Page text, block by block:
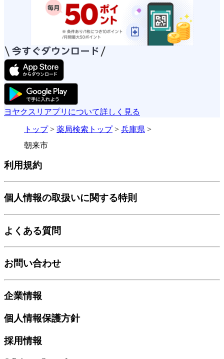
ヨヤクスリアプリについて詳しく見る
トップ> 薬局検索トップ> 兵庫県 >
朝来市
利用規約
個人情報の取扱いに関する特則
よくある質問
お問い合わせ
企業情報
個人情報保護方針
採用情報